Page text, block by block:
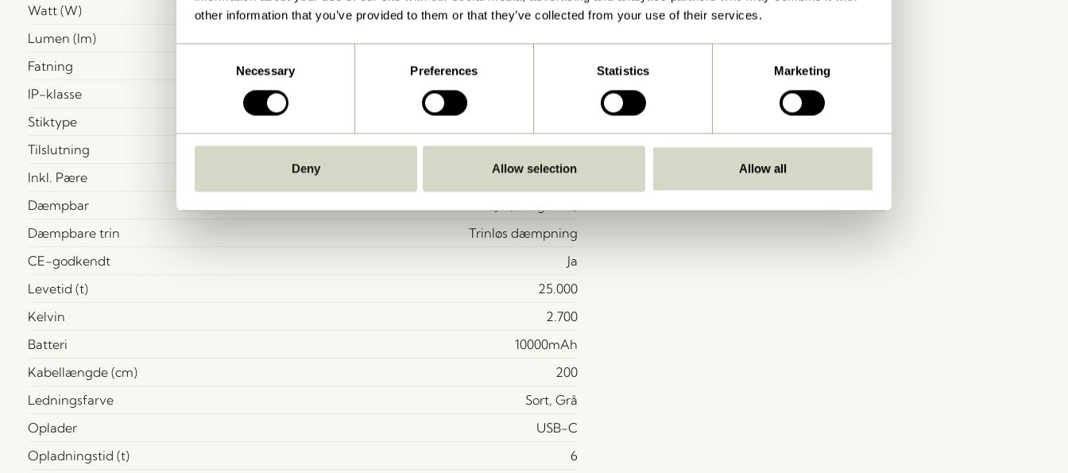
other information that you’ve provided to them or that they’ve collected from your use of their services.
Necessary Preferences Statistics Marketing
Deny Allow selection Allow all
Watt (W)
3,0
Lumen (lm)
Fatning
Ikke-udskiftelig LED
IP-klasse
Stiktype
Tilslutning
Genopladelig
Inkl. Pære
Ja
Dæmpbar
Dæmpbare trin
Trinløs dæmpning
CE-godkendt
Ja
Levetid (t)
25.000
Kelvin
2.700
Batteri
10000mAh
Kabellængde (cm)
200
Ledningsfarve
Sort, Grå
Oplader
USB-C
Opladningstid (t)
6